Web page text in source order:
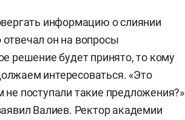
информацию о слиянии
он на вопросы
решение будет принято, то кому
интересоваться. «Это
поступали такие предложения?»
Валиев. Ректор академии